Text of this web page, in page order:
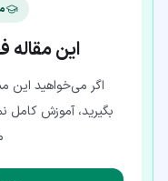
این
اگر می‌خواهید این
بگیرید، آموزش کامل